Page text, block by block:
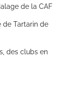
de la CAF
de Tartarin de
des clubs en